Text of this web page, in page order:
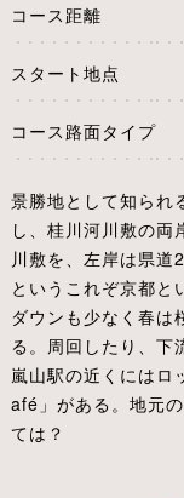
コース距離
スタート地点
コース路面タイプ
景勝地として知られ
し、桂川河川敷の
川敷を、左岸は県道
というこれぞ京都と
ダウンも少なく春は
る。周回したり、下
嵐山駅の近くには
afé」がある。地元
ては？